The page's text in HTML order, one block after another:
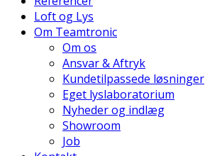
Loft og Lys
Om Teamtronic
Om os
Ansvar & Aftryk
Kundetilpassede løsninger
Eget lyslaboratorium
Nyheder og indlæg
Showroom
Job